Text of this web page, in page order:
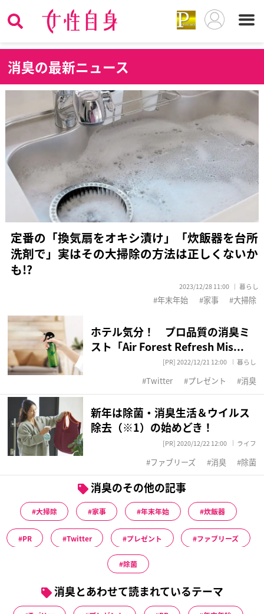
消臭の最新ニュース
定番の「換気扇をオキシ漬け」「炊飯器を台所
洗剤で」実はその大掃除の方法は正しくないか
も!?
2023/12/28 11:00 暮らし
年末年始 家事 大掃除
ホテル気分！ プロ品質の消臭ミ
スト「Air Forest Refresh Mis...
[PR] 2022/12/21 12:00 暮らし
Twitter プレゼント 消臭
新年は除菌・消臭生活＆ウイルス
除去（※1）の始めどき！
[PR] 2020/12/22 12:00 ライフ
ファブリーズ 消臭 除菌
消臭のその他の記事
大掃除 家事 年末年始 炊飯器
PR Twitter プレゼント ファブリーズ
除菌
消臭とあわせて読まれているテーマ